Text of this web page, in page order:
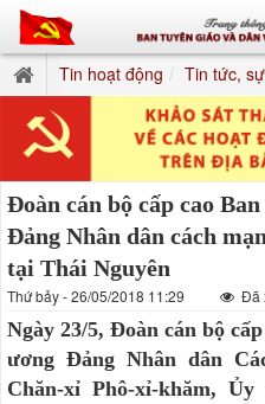
Tin hoạt động Tin tức,
Đoàn cán bộ cấp cao
Đảng Nhân dân cách
tại Thái Nguyên
Thứ bảy - 26/05/2018 11:29 Đã
Ngày 23/5, Đoàn cán bộ
ương Đảng Nhân dân
Chăn-xỉ Phô-xỉ-khăm,